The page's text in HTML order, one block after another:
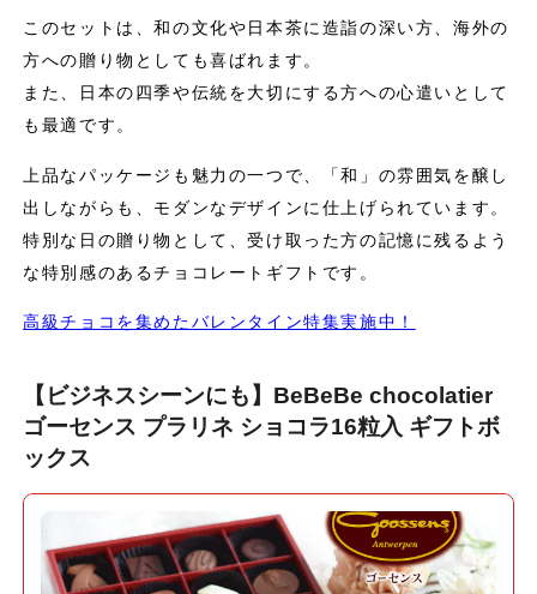
このセットは、和の文化や日本茶に造詣の深い方、海外の
方への贈り物としても喜ばれます。
また、日本の四季や伝統を大切にする方への心遣いとして
も最適です。
上品なパッケージも魅力の一つで、「和」の雰囲気を醸し
出しながらも、モダンなデザインに仕上げられています。
特別な日の贈り物として、受け取った方の記憶に残るよう
な特別感のあるチョコレートギフトです。
高級チョコを集めたバレンタイン特集実施中！
【ビジネスシーンにも】BeBeBe chocolatier
ゴーセンス プラリネ ショコラ16粒入 ギフトボ
ックス